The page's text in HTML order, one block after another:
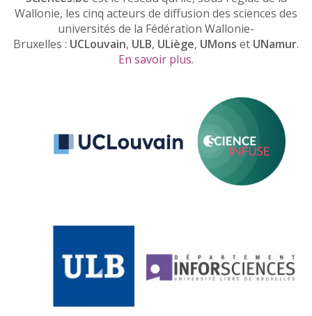
Wallonie, les cinq acteurs de diffusion des sciences des
universités de la Fédération Wallonie-
Bruxelles : UCLouvain, ULB, ULiège, UMons et UNamur.
En savoir plus.